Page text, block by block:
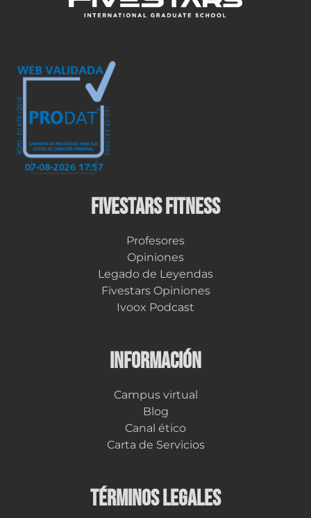
FIVESTARS FITNESS
Profesores
Opiniones
Legado de Leyendas
Fivestars Opiniones
Ivoox Podcast
INFORMACIÓN
Campus virtual
Blog
Canal ético
Carta de Servicios
TÉRMINOS LEGALES